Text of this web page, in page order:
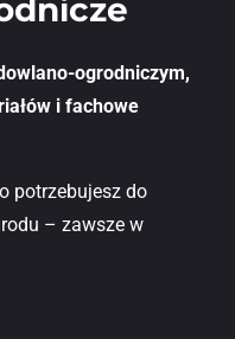
ogrodniczym,
i fachowe
potrzebujesz do
– zawsze w